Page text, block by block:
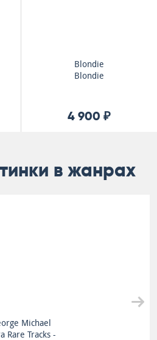
Blondie
Blondie
4 900 ₽
в жанрах
Michael
Rare Tracks -